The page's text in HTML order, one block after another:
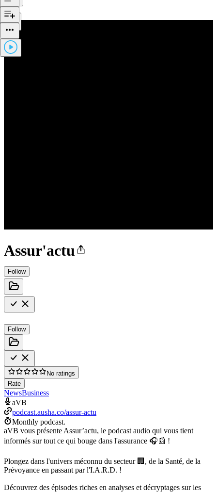
Assur'actu
Follow
Follow
No ratings
Rate
NewsBusiness
aVB
podcast.ausha.co/assur-actu
Monthly podcast.
aVB vous présente Assur’actu, le podcast audio qui vous tient
informés sur tout ce qui bouge dans l'assurance 🎧📰 !
Plongez dans l'univers méconnu du secteur 🏢, de la Santé, de la
Prévoyance en passant par l'I.A.R.D. !
Découvrez des épisodes riches en analyses et décryptages sur les